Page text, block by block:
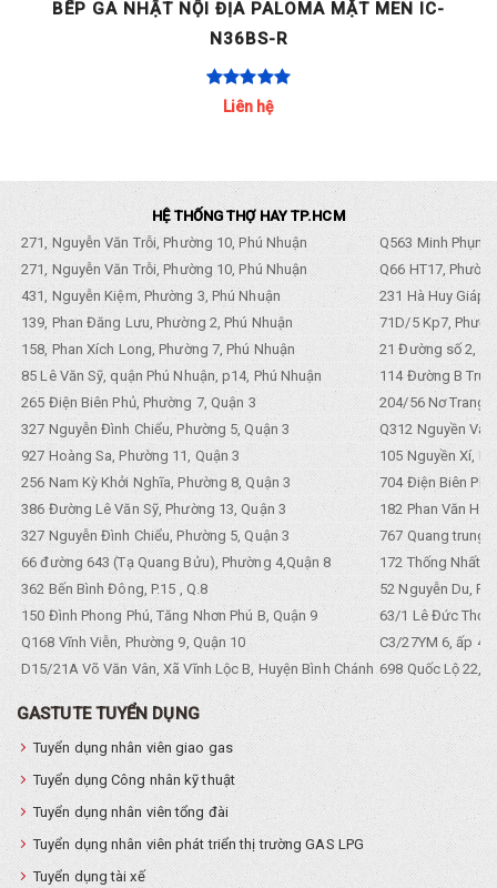
BẾP GA NHẬT NỘI ĐỊA PALOMA MẶT MEN IC-
N36H-L
Liên hệ
HỆ THỐNG THỢ HAY TP.HCM
271, Nguyễn Văn Trỗi, Phường 10, Phú Nhuận
Q563 Minh
271, Nguyễn Văn Trỗi, Phường 10, Phú Nhuận
Q66 HT17,
431, Nguyễn Kiệm, Phường 3, Phú Nhuận
231 Hà Huy Giáp,
139, Phan Đăng Lưu, Phường 2, Phú Nhuận
71D/5 Kp7,
158, Phan Xích Long, Phường 7, Phú Nhuận
21 Đường số 2,
85 Lê Văn Sỹ, quận Phú Nhuận, p14, Phú Nhuận
114 Đường B
265 Điện Biên Phủ, Phường 7, Quận 3
204/56 Nơ Trang
327 Nguyễn Đình Chiểu, Phường 5, Quận 3
Q312 Nguyền
927 Hoàng Sa, Phường 11, Quận 3
105 Nguyền Xí,
256 Nam Kỳ Khởi Nghĩa, Phường 8, Quận 3
704 Điện Biên
386 Đường Lê Văn Sỹ, Phường 13, Quận 3
182 Phan Văn
327 Nguyễn Đình Chiểu, Phường 5, Quận 3
767 Quang trung,
66 đường 643 (Tạ Quang Bửu), Phường 4,Quận 8
172 Thống Nhất.
362 Bến Bình Đông, P.15 , Q.8
52 Nguyễn Du,
150 Đình Phong Phú, Tăng Nhơn Phú B, Quận 9
63/1 Lê Đức Thọ,
Q168 Vĩnh Viễn, Phường 9, Quận 10
C3/27YM 6, ấp 4,
D15/21A Võ Văn Vân, Xã Vĩnh Lộc B, Huyện Bình Chánh 698 Quốc Lộ 22,
GASTUTE TUYỂN DỤNG
Tuyển dụng nhân viên giao gas
Tuyển dụng Công nhân kỹ thuật
Tuyển dụng nhân viên tổng đài
Tuyển dụng nhân viên phát triển thị trường GAS LPG
Tuyển dụng tài xế